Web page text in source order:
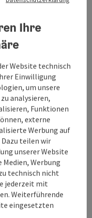
und
zu hören ist
Bigband
die in der
Christian Hawle
(Klavier), Alois
Chris
(Altsaxofon),
Karzel
OKH im
mit
18 Jahre, Hunger
Ihre
Website technisch
Einwilligung
um unsere
analysieren,
Funktionen
externe
Werbung auf
teilen wir
unserer Website
Werbung
technisch nicht
jederzeit mit
Weiterführende
eingesetzten